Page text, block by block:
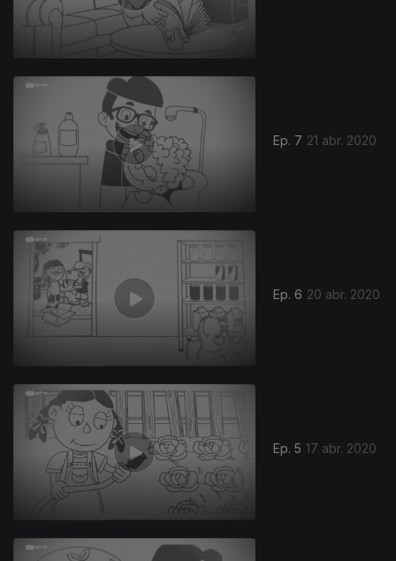
Ep. 7 21 abr. 2020
Ep. 6 20 abr. 2020
Ep. 5 17 abr. 2020